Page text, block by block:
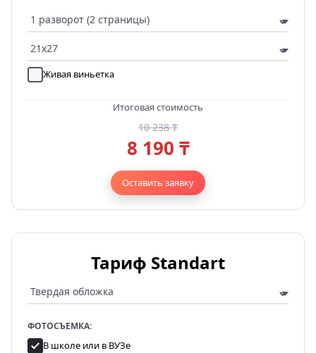
Живая виньетка
Итоговая стоимость
10 238 ₸
8 190 ₸
Оставить заявку
Тариф Standart
ФОТОСЪЕМКА:
В школе или в ВУЗе